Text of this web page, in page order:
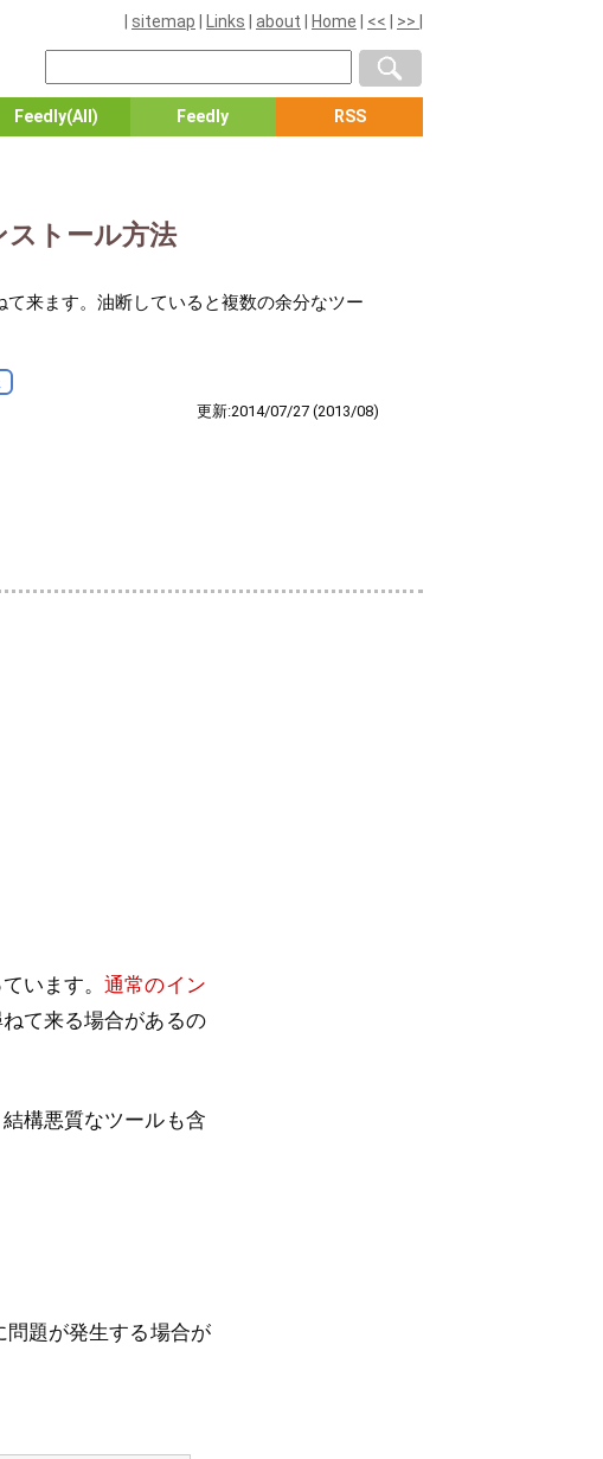
sitemap Links about Home << >>
Feedly(All) Feedly RSS
ストール方法
来ます。油断していると複数の余分なツー
更新:2014/07/27 (2013/08)
います。通常のイン
て来る場合があるの
構悪質なツールも含
問題が発生する場合が